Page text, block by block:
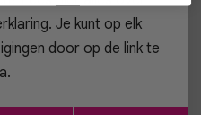
/2
Je kunt op elk
door op de link te